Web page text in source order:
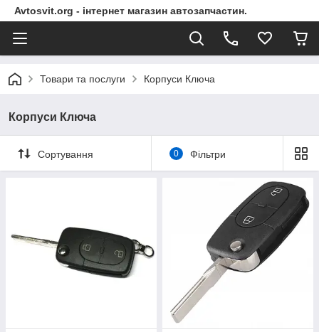
Avtosvit.org - інтернет магазин автозапчастин.
Товари та послуги Корпуси Ключа
Корпуси Ключа
Сортування 0 Фільтри